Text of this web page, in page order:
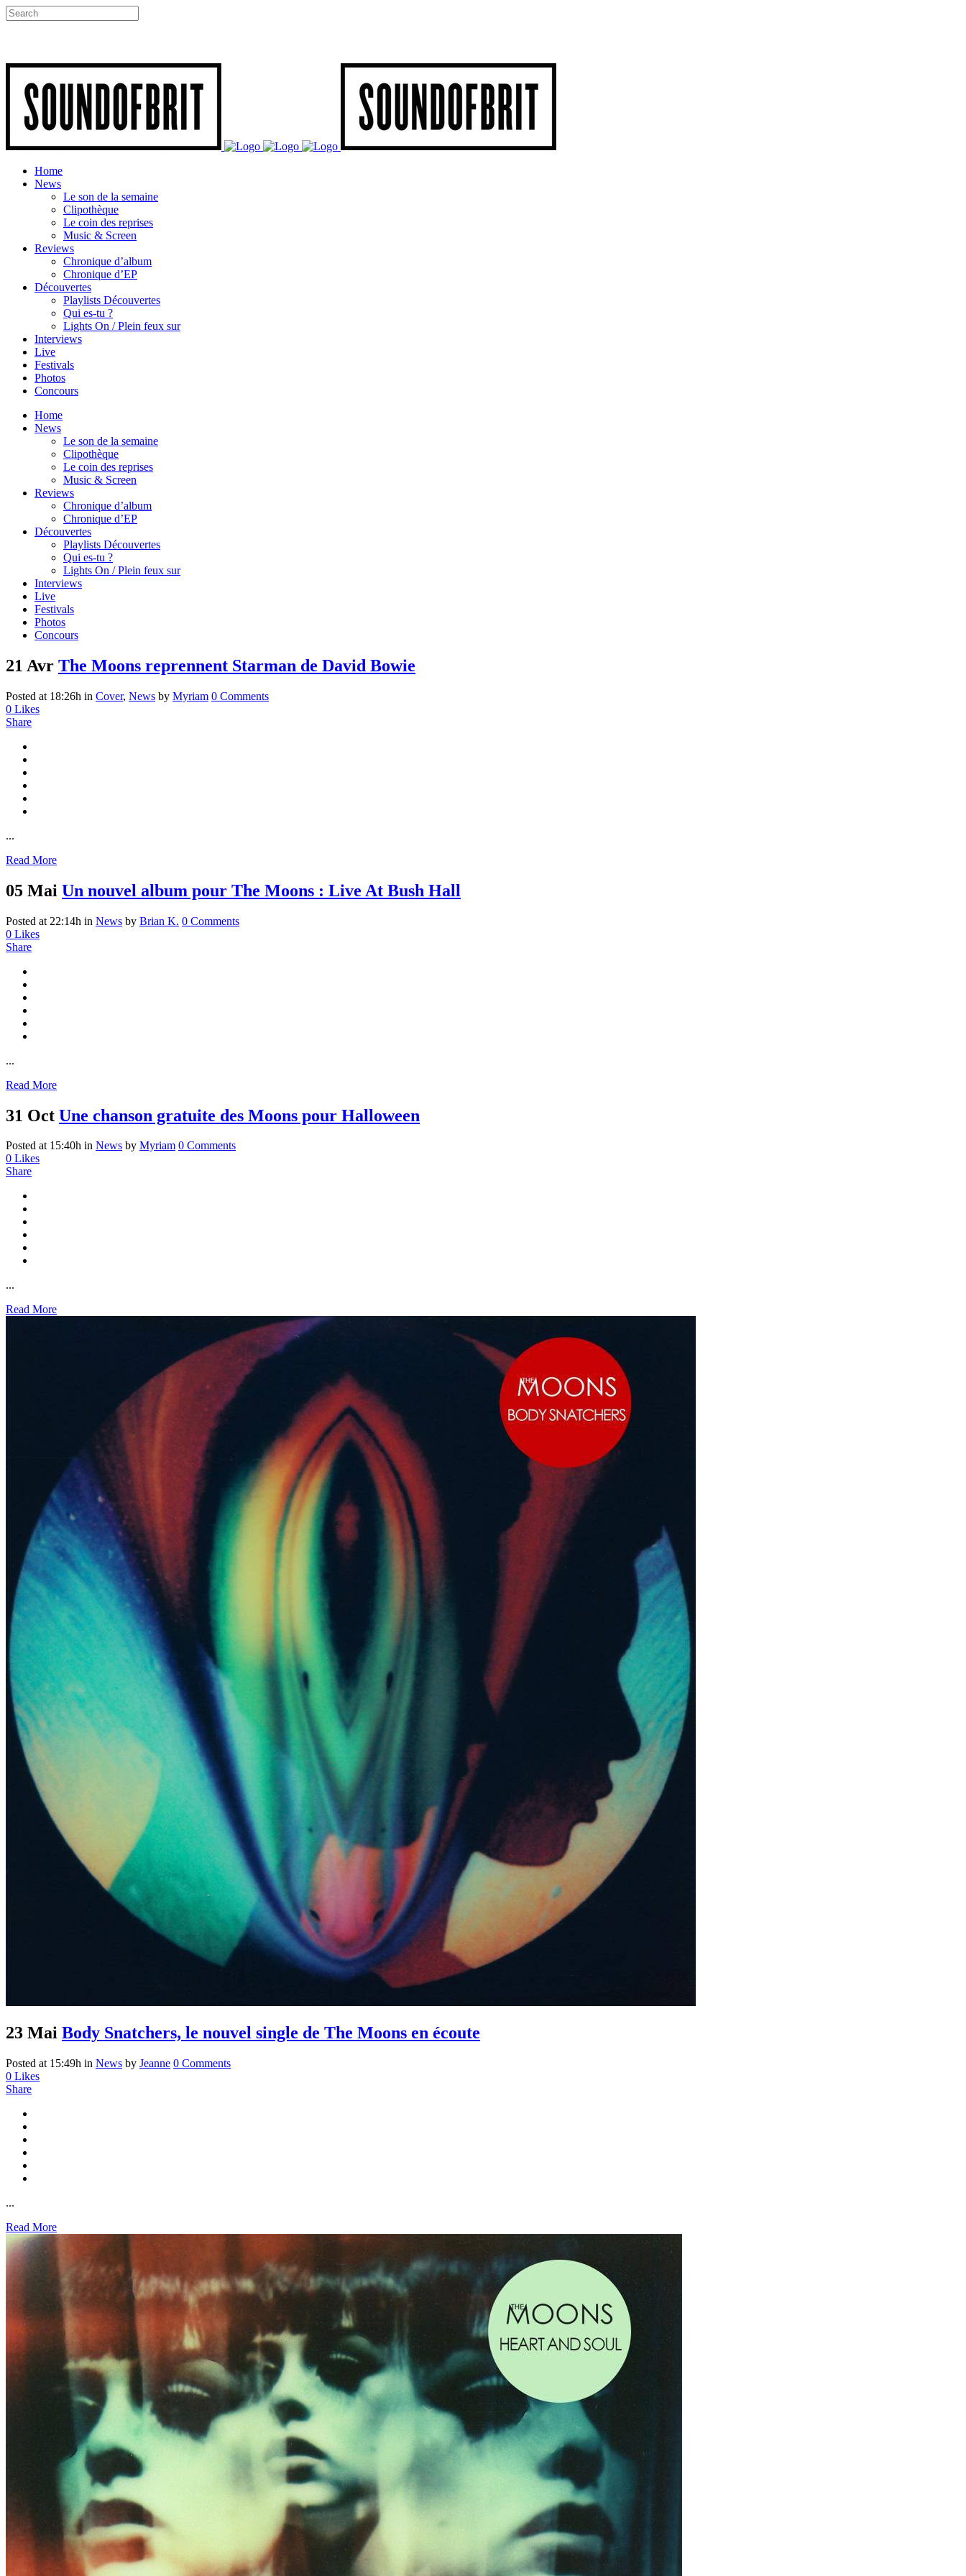
Home
News
Le son de la semaine
Clipothèque
Le coin des reprises
Music & Screen
Reviews
Chronique d’album
Chronique d’EP
Découvertes
Playlists Découvertes
Qui es-tu ?
Lights On / Plein feux sur
Interviews
Live
Festivals
Photos
Concours
Home
News
Le son de la semaine
Clipothèque
Le coin des reprises
Music & Screen
Reviews
Chronique d’album
Chronique d’EP
Découvertes
Playlists Découvertes
Qui es-tu ?
Lights On / Plein feux sur
Interviews
Live
Festivals
Photos
Concours
21 Avr The Moons reprennent Starman de David Bowie
Posted at 18:26h in Cover, News by Myriam 0 Comments
0 Likes
Share
...
Read More
05 Mai Un nouvel album pour The Moons : Live At Bush Hall
Posted at 22:14h in News by Brian K. 0 Comments
0 Likes
Share
...
Read More
31 Oct Une chanson gratuite des Moons pour Halloween
Posted at 15:40h in News by Myriam 0 Comments
0 Likes
Share
...
Read More
23 Mai Body Snatchers, le nouvel single de The Moons en écoute
Posted at 15:49h in News by Jeanne 0 Comments
0 Likes
Share
...
Read More